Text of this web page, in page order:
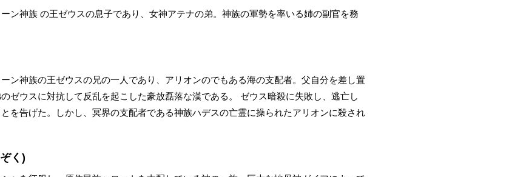
ン神族 の王ゼウスの息子であり、女神アテナの弟。神族の軍勢を率いる姉の副官を務
ン神族の王ゼウスの兄の一人であり、アリオンのでもある海の支配者。父自分を差し置
ゼウスに対抗して反乱を起こした豪放磊落な漢である。 ゼウス暗殺に失敗し、逃亡し
を告げた。しかし、冥界の支配者である神族ハデスの亡霊に操られたアリオンに殺され
く)